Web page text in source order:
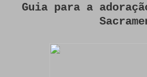
Guia para a